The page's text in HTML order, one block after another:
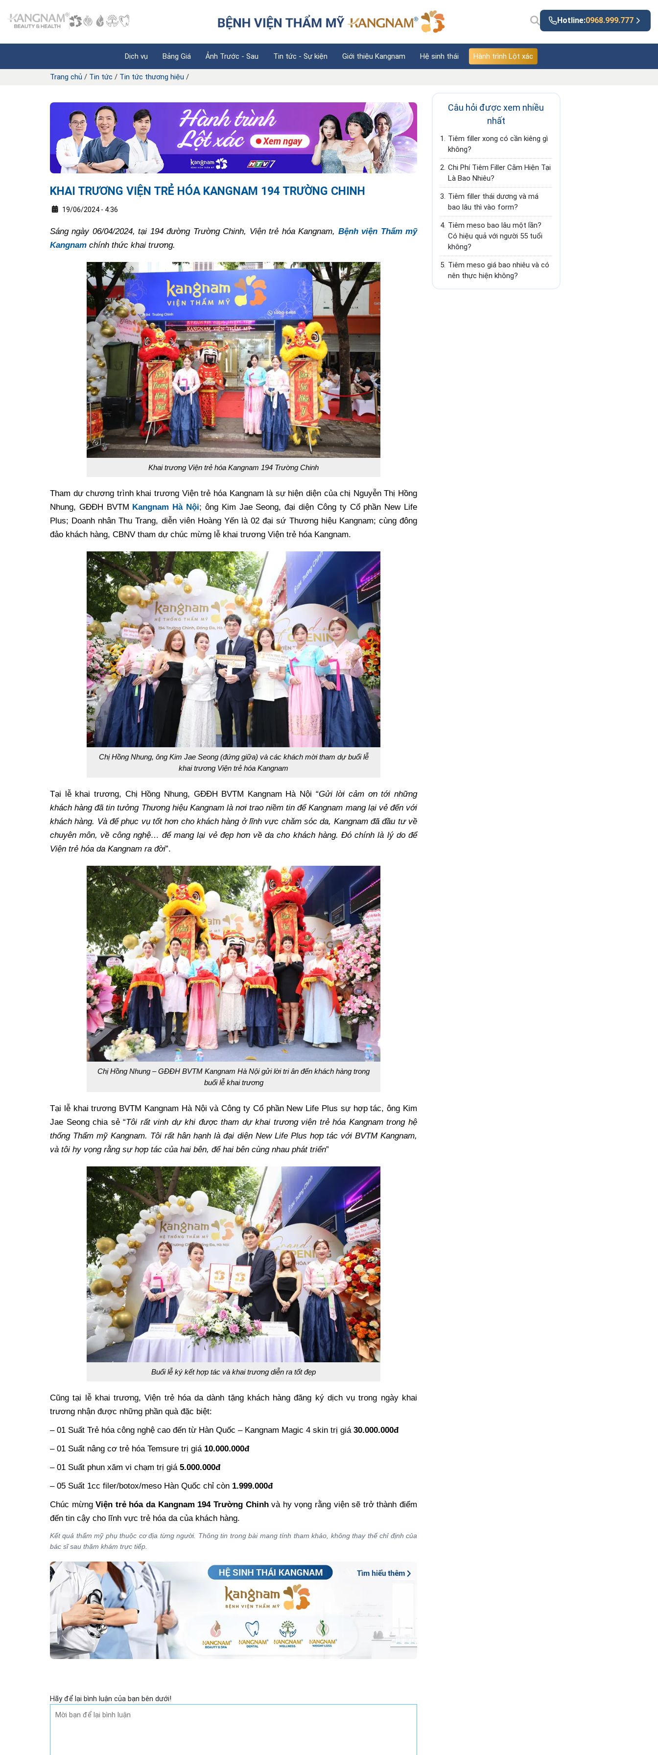
Hotline:0968.999.777
Dịch vụ Bảng Giá Ảnh Trước - Sau Tin tức - Sự kiện Giới thiệu Kangnam Hệ sinh thái Hành trình Lột xác
Trang chủ / Tin tức / Tin tức thương hiệu /
KHAI TRƯƠNG VIỆN TRẺ HÓA KANGNAM 194 TRƯỜNG CHINH
19/06/2024 - 4:36
Sáng ngày 06/04/2024, tại 194 đường Trường Chinh, Viện trẻ hóa Kangnam, Bệnh viện Thẩm mỹ
Kangnam chính thức khai trương.
Khai trương Viện trẻ hóa Kangnam 194 Trường Chinh
Tham dự chương trình khai trương Viện trẻ hóa Kangnam là sự hiện diện của chị Nguyễn Thị Hồng
Nhung, GĐĐH BVTM Kangnam Hà Nội; ông Kim Jae Seong, đại diện Công ty Cổ phần New Life
Plus; Doanh nhân Thu Trang, diễn viên Hoàng Yến là 02 đại sứ Thương hiệu Kangnam; cùng đông
đảo khách hàng, CBNV tham dự chúc mừng lễ khai trương Viện trẻ hóa Kangnam.
Chị Hồng Nhung, ông Kim Jae Seong (đứng giữa) và các khách mời tham dự buổi lễ
khai trương Viện trẻ hóa Kangnam
Tại lễ khai trương, Chị Hồng Nhung, GĐĐH BVTM Kangnam Hà Nội “Gửi lời cảm ơn tới những
khách hàng đã tin tưởng Thương hiệu Kangnam là nơi trao niềm tin để Kangnam mang lại vẻ đến với
khách hàng. Và để phục vụ tốt hơn cho khách hàng ở lĩnh vực chăm sóc da, Kangnam đã đầu tư về
chuyên môn, về công nghệ… để mang lại vẻ đẹp hơn về da cho khách hàng. Đó chính là lý do để
Viện trẻ hóa da Kangnam ra đời”.
Chị Hồng Nhung – GĐĐH BVTM Kangnam Hà Nội gửi lời tri ân đến khách hàng trong
buổi lễ khai trương
Tại lễ khai trương BVTM Kangnam Hà Nội và Công ty Cổ phần New Life Plus sự hợp tác, ông Kim
Jae Seong chia sẻ “Tôi rất vinh dự khi được tham dự khai trương viện trẻ hóa Kangnam trong hệ
thống Thẩm mỹ Kangnam. Tôi rất hân hạnh là đại diện New Life Plus hợp tác với BVTM Kangnam,
và tôi hy vọng rằng sự hợp tác của hai bên, để hai bên cùng nhau phát triển”
Buổi lễ ký kết hợp tác và khai trương diễn ra tốt đẹp
Cũng tại lễ khai trương, Viện trẻ hóa da dành tặng khách hàng đăng ký dịch vụ trong ngày khai
trương nhận được những phần quà đặc biệt:
– 01 Suất Trẻ hóa công nghệ cao đến từ Hàn Quốc – Kangnam Magic 4 skin trị giá 30.000.000đ
– 01 Suất nâng cơ trẻ hóa Temsure trị giá 10.000.000đ
– 01 Suất phun xăm vi chạm trị giá 5.000.000đ
– 05 Suất 1cc filer/botox/meso Hàn Quốc chỉ còn 1.999.000đ
Chúc mừngViện trẻ hóa da Kangnam 194 Trường Chinhvà hy vọng rằng viện sẽ trở thành điểm
đến tin cậy cho lĩnh vực trẻ hóa da của khách hàng.
Kết quả thẩm mỹ phụ thuộc cơ địa từng người. Thông tin trong bài mang tính tham khảo, không thay thế chỉ định của
bác sĩ sau thăm khám trực tiếp.
Hãy để lại bình luận của bạn bên dưới!
Câu hỏi được xem nhiều
nhất
1. Tiêm filler xong có cần kiêng gì
không?
2. Chi Phí Tiêm Filler Cằm Hiện Tại
Là Bao Nhiêu?
3. Tiêm filler thái dương và má
bao lâu thì vào form?
4. Tiêm meso bao lâu một lần?
Có hiệu quả với người 55 tuổi
không?
5. Tiêm meso giá bao nhiêu và có
nên thực hiện không?